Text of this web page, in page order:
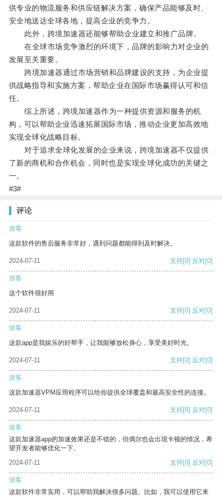
供专业的物流服务和供应链解决方案，确保产品能够及时、
安全地送达全球各地，提高企业的竞争力。
此外，跨境加速器还能够帮助企业建立和推广品牌。
在全球市场竞争激烈的环境下，品牌的影响力对企业的
发展至关重要。
跨境加速器通过市场营销和品牌建设的支持，为企业提
供战略指导和实施方案，帮助企业在国际市场赢得认可和信
任。
综上所述，跨境加速器作为一种提供资源和服务的机
构，可以帮助企业迅速拓展国际市场，推动企业更加高效地
实现全球化战略目标。
对于追求全球化发展的企业来说，跨境加速器不仅提供
了新的商机和合作机会，同时也是实现全球化成功的关键之
一。
#3#
评论
游客
这款软件的售后服务非常好，遇到问题都能得到及时解决。
2024-07-11 支持[0] 反对[0]
游客
这个软件很好用
2024-07-11 支持[0] 反对[0]
游客
这款app是我娱乐的好帮手，让我能够放松身心，享受美好时光。
2024-07-11 支持[0] 反对[0]
游客
这款加速器VPM应用程序可以给你提供全球覆盖和最高安全性的连接。
2024-07-11 支持[0] 反对[0]
游客
这款加速器app的加速效果还是不错的，但偶尔也会出现卡顿的情况，希
望开发者能够优化一下。
2024-07-11
支持[0] 反对[0]
游客
这款软件非常实用，可以帮助我解决很多问题。比如，我可以使用它来